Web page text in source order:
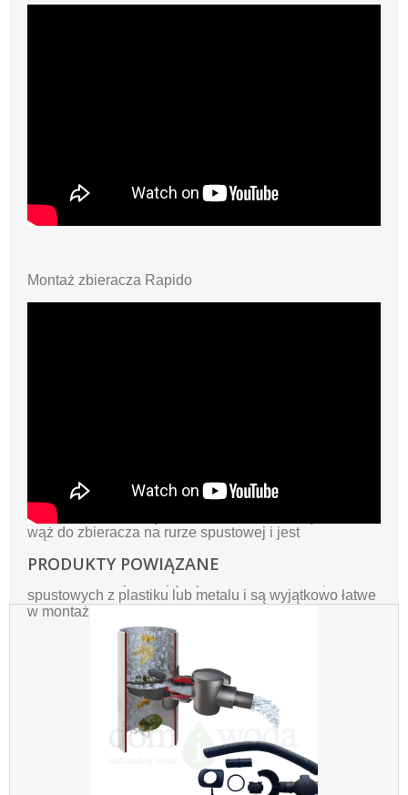
Montaż zbieracza Rapido
prac porządkowych.
Przy napełnieniu się zbiornika woda cofa się przez
wąż do zbieracza na rurze spustowej i jest
Zbieracze wody nadają się do stosowania na pionach
spustowych z plastiku lub metalu i są wyjątkowo łatwe
w montażu.
PRODUKTY POWIĄZANE